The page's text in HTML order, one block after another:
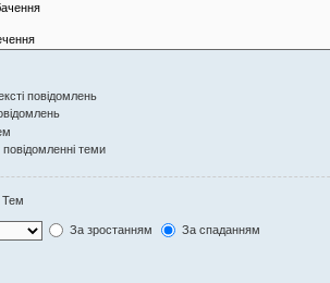
повідомлень
теми
Тем
За зростанням За спаданням